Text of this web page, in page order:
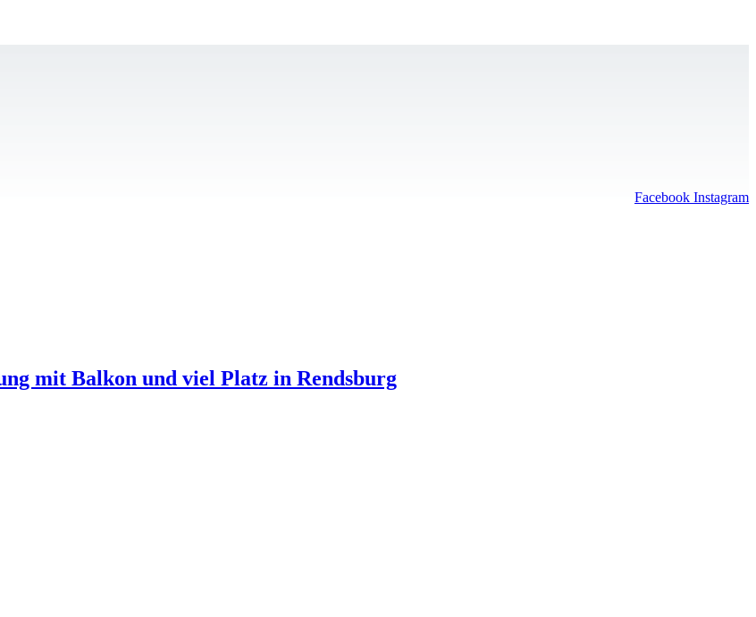
Facebook Instagram
mit Balkon und viel Platz in Rendsburg